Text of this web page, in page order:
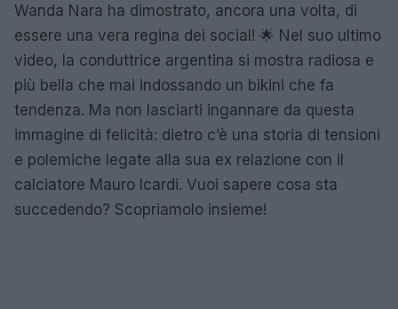
Wanda Nara ha dimostrato, ancora una volta, di
essere una vera regina dei social! 🌟 Nel suo ultimo
video, la conduttrice argentina si mostra radiosa e
più bella che mai indossando un bikini che fa
tendenza. Ma non lasciarti ingannare da questa
immagine di felicità: dietro c’è una storia di tensioni
e polemiche legate alla sua ex relazione con il
calciatore Mauro Icardi. Vuoi sapere cosa sta
succedendo? Scopriamolo insieme!